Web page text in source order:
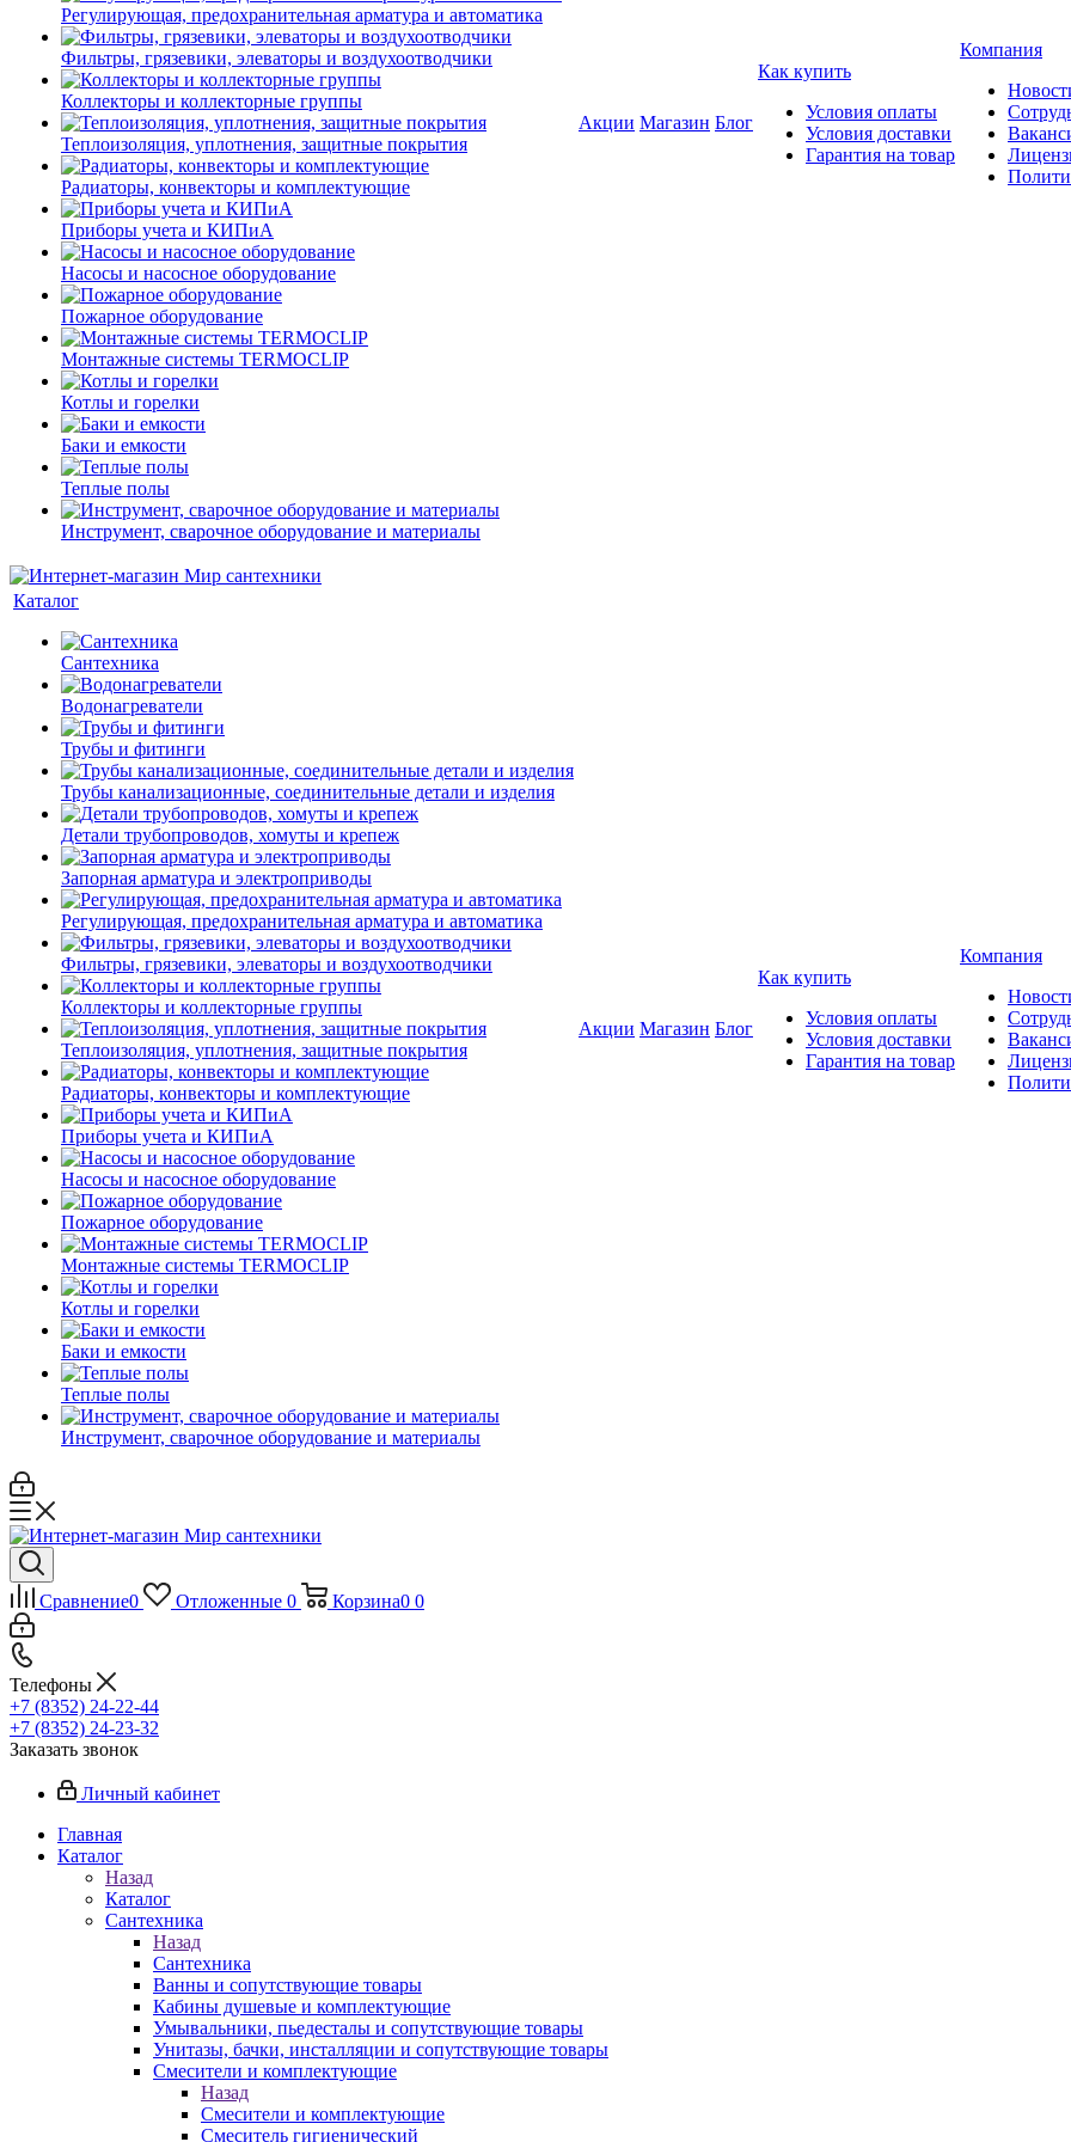
Регулирующая, предохранительная арматура и автоматика
Фильтры, грязевики, элеваторы и воздухоотводчики
Коллекторы и коллекторные группы
Теплоизоляция, уплотнения, защитные покрытия
Радиаторы, конвекторы и комплектующие
Приборы учета и КИПиА
Насосы и насосное оборудование
Пожарное оборудование
Монтажные системы TERMOCLIP
Котлы и горелки
Баки и емкости
Теплые полы
Инструмент, сварочное оборудование и материалы
Акции Магазин Блог
Как купить
Условия оплаты
Условия доставки
Гарантия на товар
Компания
Каталог
Сантехника
Водонагреватели
Трубы и фитинги
Трубы канализационные, соединительные детали и изделия
Детали трубопроводов, хомуты и крепеж
Запорная арматура и электроприводы
Регулирующая, предохранительная арматура и автоматика
Фильтры, грязевики, элеваторы и воздухоотводчики
Коллекторы и коллекторные группы
Теплоизоляция, уплотнения, защитные покрытия
Радиаторы, конвекторы и комплектующие
Приборы учета и КИПиА
Насосы и насосное оборудование
Пожарное оборудование
Монтажные системы TERMOCLIP
Котлы и горелки
Баки и емкости
Теплые полы
Инструмент, сварочное оборудование и материалы
Акции Магазин Блог
Как купить
Условия оплаты
Условия доставки
Гарантия на товар
Компания
Сравнение0 Отложенные 0 Корзина0 0
Телефоны
+7 (8352) 24-22-44
+7 (8352) 24-23-32
Заказать звонок
Личный кабинет
Главная
Каталог
Назад
Каталог
Сантехника
Назад
Сантехника
Ванны и сопутствующие товары
Кабины душевые и комплектующие
Умывальники, пьедесталы и сопутствующие товары
Унитазы, бачки, инсталляции и сопутствующие товары
Смесители и комплектующие
Назад
Смесители и комплектующие
Смеситель гигиенический